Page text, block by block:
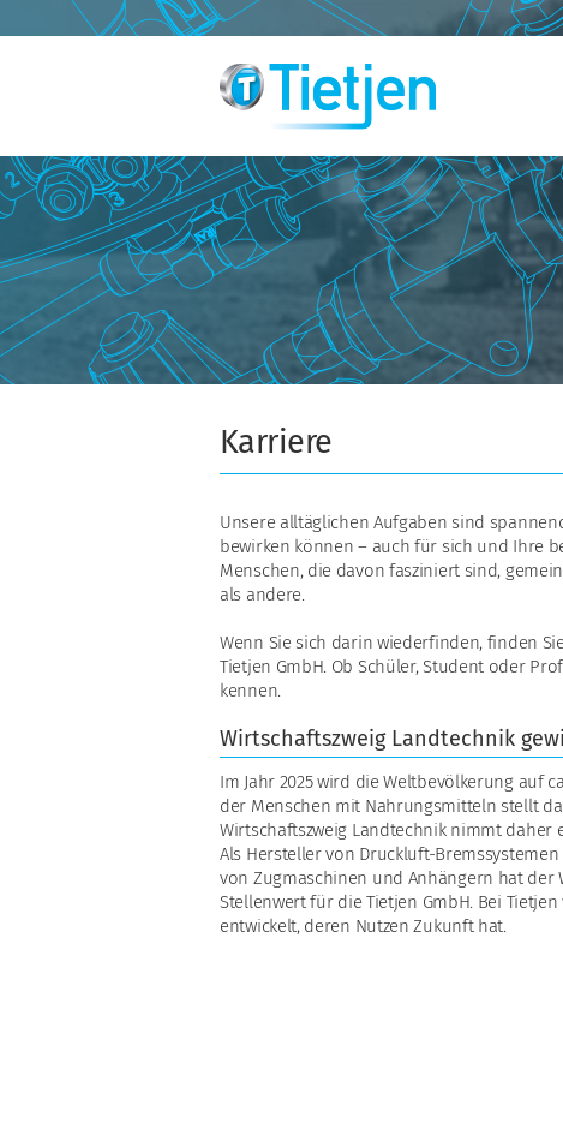
Karriere
Unsere alltäglichen Aufgaben sind
bewirken können – auch für sich und Ihre
Menschen, die davon fasziniert sind,
als andere.
Wenn Sie sich darin wiederfinden, finden
Tietjen GmbH. Ob Schüler, Student oder
kennen.
Wirtschaftszweig Landtechnik
Im Jahr 2025 wird die Weltbevölkerung auf
der Menschen mit Nahrungsmitteln stellt
Wirtschaftszweig Landtechnik nimmt
Als Hersteller von Druckluft-
von Zugmaschinen und Anhängern hat
Stellenwert für die Tietjen GmbH. Bei
entwickelt, deren Nutzen Zukunft hat.